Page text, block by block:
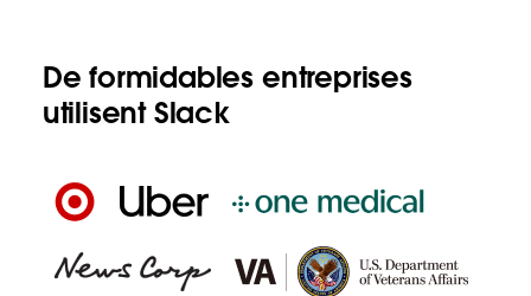
De formidables entreprises
utilisent Slack